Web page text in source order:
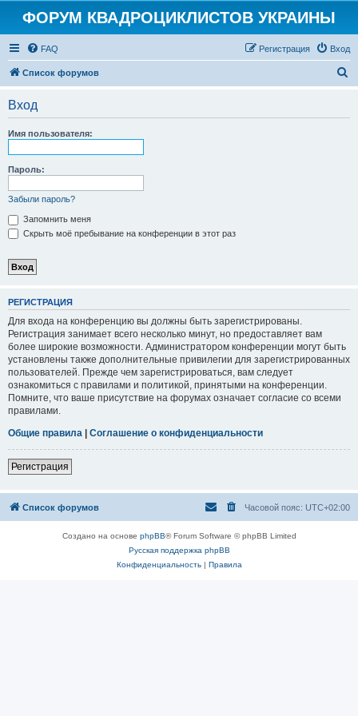
ФОРУМ КВАДРОЦИКЛИСТОВ УКРАИНЫ
FAQ Вход
Регистрация
Список форумов
Вход
Имя пользователя:
Пароль:
Забыли пароль?
Запомнить меня
Скрыть моё пребывание на конференции в этот раз
РЕГИСТРАЦИЯ
Для входа на конференцию вы должны быть зарегистрированы.
Регистрация занимает всего несколько минут, но предоставляет вам
более широкие возможности. Администратором конференции могут быть
установлены также дополнительные привилегии для зарегистрированных
пользователей. Прежде чем зарегистрироваться, вам следует
ознакомиться с правилами и политикой, принятыми на конференции.
Помните, что ваше присутствие на форумах означает согласие со всеми
правилами.
Общие правила | Соглашение о конфиденциальности
Регистрация
Список форумов Часовой пояс: UTC+02:00
Создано на основе phpBB® Forum Software © phpBB Limited
Русская поддержка phpBB
Конфиденциальность| Правила